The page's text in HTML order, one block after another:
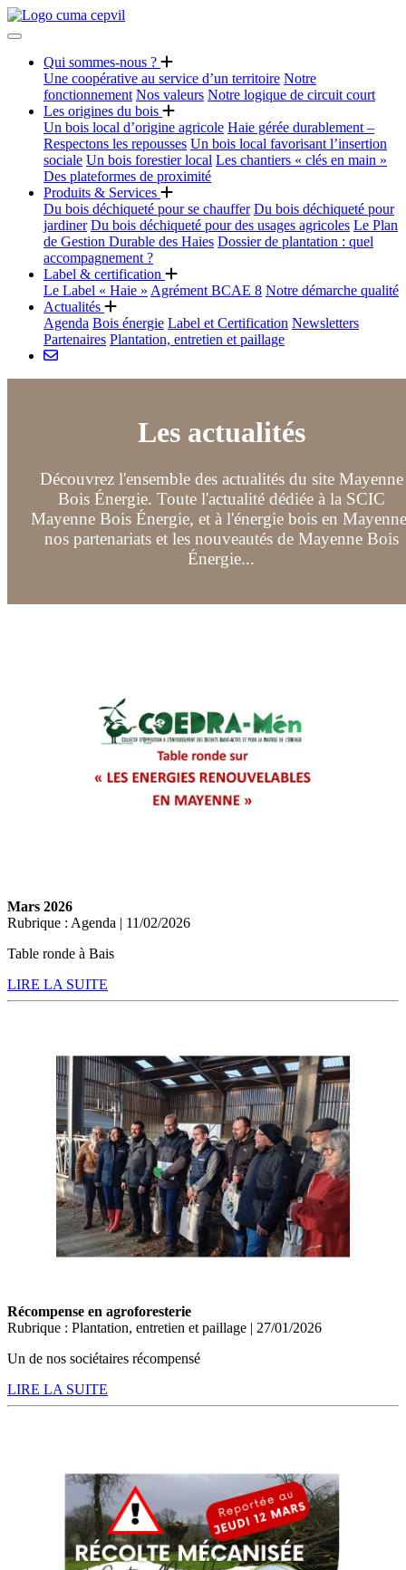
Qui sommes-nous ?
Une coopérative au service d’un territoire Notre
fonctionnement Nos valeurs Notre logique de circuit court
Les origines du bois
Un bois local d’origine agricole Haie gérée durablement –
Respectons les repousses Un bois local favorisant l’insertion
sociale Un bois forestier local Les chantiers « clés en main »
Des plateformes de proximité
Produits & Services
Du bois déchiqueté pour se chauffer Du bois déchiqueté pour
jardiner Du bois déchiqueté pour des usages agricoles Le Plan
de Gestion Durable des Haies Dossier de plantation : quel
accompagnement ?
Label & certification
Le Label « Haie » Agrément BCAE 8 Notre démarche qualité
Actualités
Agenda Bois énergie Label et Certification Newsletters
Partenaires Plantation, entretien et paillage
Les actualités
Découvrez l'ensemble des actualités du site Mayenne
Bois Énergie. Toute l'actualité dédiée à la SCIC
Mayenne Bois Énergie, et à l'énergie bois en
nos partenariats et les nouveautés de Mayenne Bois
Énergie...
Mars 2026
Rubrique : Agenda | 11/02/2026
Table ronde à Bais
LIRE LA SUITE
Récompense en agroforesterie
Rubrique : Plantation, entretien et paillage | 27/01/2026
Un de nos sociétaires récompensé
LIRE LA SUITE